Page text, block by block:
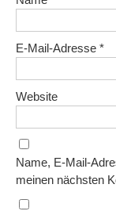
E-Mail-Adresse *
Website
Name, E-Mail-
meinen nächsten